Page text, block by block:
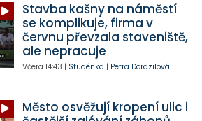
Stavba kašny na náměstí
se komplikuje, firma v
červnu převzala staveniště,
ale nepracuje
Včera 14:43 | Studénka | Petra Dorazilová
Město osvěžují kropení ulic i